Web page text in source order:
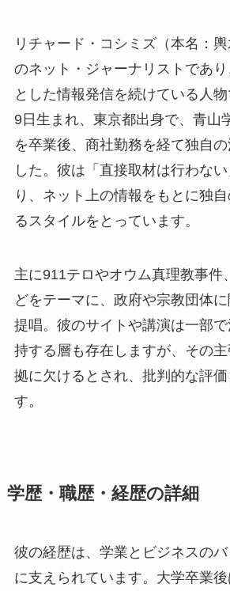
リチャード・コシミズ（本名：
のネット・ジャーナリストであ
とした情報発信を続けている人
9日生まれ、東京都出身で、青山
を卒業後、商社勤務を経て独自
した。彼は「直接取材は行わな
り、ネット上の情報をもとに独
るスタイルをとっています。
主に911テロやオウム真理教事件
どをテーマに、政府や宗教団体
提唱。彼のサイトや講演は一部
持する層も存在しますが、その
拠に欠けるとされ、批判的な評
す。
学歴・職歴・経歴の詳細
彼の経歴は、学業とビジネスの
に支えられています。大学卒業